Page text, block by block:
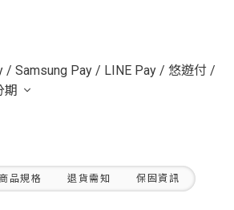
/ Samsung Pay / LINE Pay / 悠遊付 /
期
商品規格 退貨需知 保固資訊